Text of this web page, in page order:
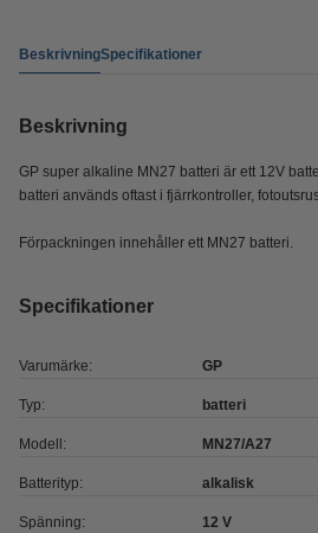
BeskrivningSpecifikationer
Beskrivning
GP super alkaline MN27 batteri är ett 12V
batteri används oftast i fjärrkontroller,
Förpackningen innehåller ett MN27 batteri.
Specifikationer
Varumärke: GP
Typ: batteri
Modell: MN27/A27
Batterityp: alkalisk
Spänning: 12 V